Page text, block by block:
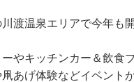
渡温泉エリアで今年も
やキッチンカー＆飲食
あげ体験などイベント